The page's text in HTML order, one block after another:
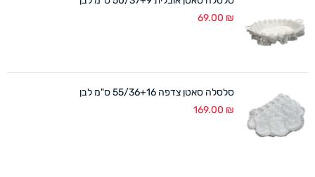
69.00 ₪
סלסלה סאטן צדפה 55/36+16 ס"מ לבן
169.00 ₪